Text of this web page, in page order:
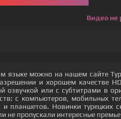
Видео не
языке можно на нашем сайте
и хорошем качестве
озвучкой или с субтитрами в
с компьютеров, мобильных
планшетов. Новинки турецких
не пропускали интересные